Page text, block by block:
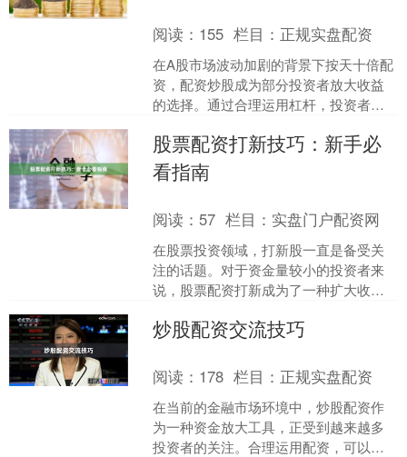
阅读： 155 栏目： 正规实盘配资
在A股市场波动加剧的背景下按天十倍配
资，配资炒股成为部分投资者放大收益
的选择。通过合理运用杠杆，投资者可
同时也需要建立严格的风....
股票配资打新技巧：新手必
看指南
阅读： 57 栏目： 实盘门户配资网
在股票投资领域，打新股一直是备受关
注的话题。对于资金量较小的投资者来
说，股票配资打新成为了一种扩大收益
票配资打新的核心技巧按月....
炒股配资交流技巧
阅读： 178 栏目： 正规实盘配资
在当前的金融市场环境中，炒股配资作
为一种资金放大工具，正受到越来越多
投资者的关注。合理运用配资，可以在